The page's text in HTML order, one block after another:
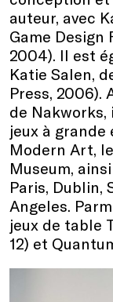
auteur, avec
Game Design
2004). Il est
Katie Salen,
Press, 2006).
de
jeux à
Modern Art,
Museum,
Paris, Dublin,
Angeles.
jeux de table
12) et